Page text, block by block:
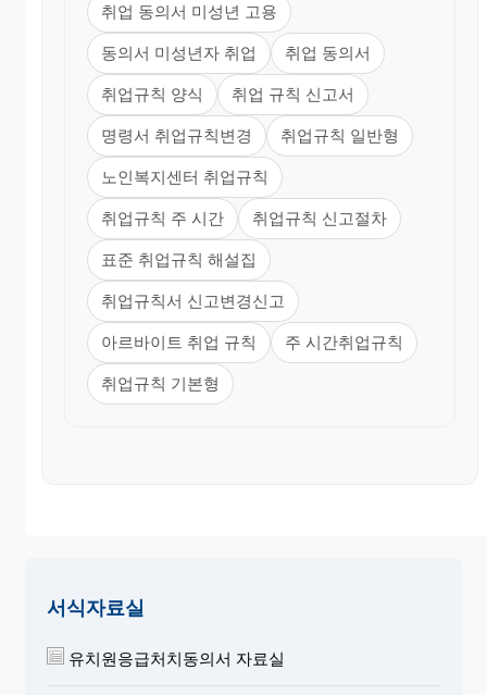
취업 동의서 미성년 고용
동의서 미성년자 취업 취업 동의서
취업규칙 양식 취업 규칙 신고서
명령서 취업규칙변경 취업규칙 일반형
노인복지센터 취업규칙
취업규칙 주 시간 취업규칙 신고절차
표준 취업규칙 해설집
취업규칙서 신고변경신고
아르바이트 취업 규칙 주 시간취업규칙
취업규칙 기본형
서식자료실
유치원응급처치동의서 자료실